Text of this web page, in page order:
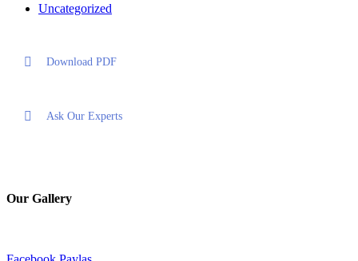
Uncategorized
Download PDF
Ask Our Experts
Our Gallery